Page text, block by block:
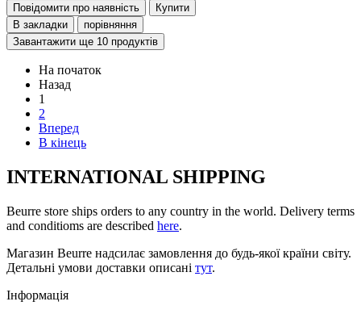
Повідомити про наявність
Купити
В закладки
порівняння
Завантажити ще 10 продуктів
На початок
Назад
1
2
Вперед
В кінець
INTERNATIONAL SHIPPING
Beurre store ships orders to any country in the world. Delivery terms
and conditioms are described here.
Магазин Beurre надсилає замовлення до будь-якої країни світу.
Детальні умови доставки описані тут.
Інформація